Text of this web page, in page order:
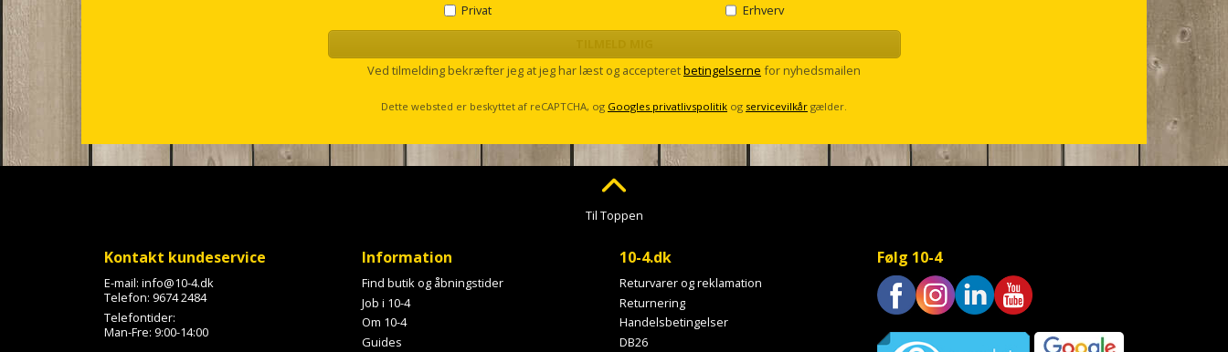
Privat Erhverv
Ved tilmelding bekræfter jeg at jeg har læst og accepteretbetingelserne for nyhedsmailen
Dette websted er beskyttet af reCAPTCHA, og Googles privatlivspolitik og servicevilkår gælder.
Til Toppen
Kontakt kundeservice
E-mail: info@10-4.dk
Telefon: 9674 2484
Telefontider:
Man-Fre: 9:00-14:00
Information
Find butik og åbningstider
Job i 10-4
Om 10-4
Guides
10-4.dk
Returvarer og reklamation
Returnering
Handelsbetingelser
DB26
Følg 10-4